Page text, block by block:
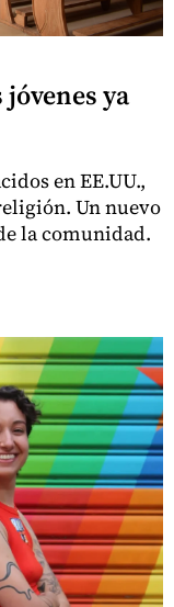
ya
en EE.UU.,
Un nuevo
la comunidad.